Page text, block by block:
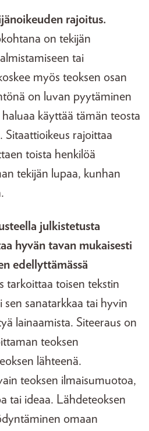
rajoitus.
on tekijän
tai
myös teoksen osan
on luvan pyytäminen
käyttää tämän teosta
Sitaattioikeus rajoittaa
toista henkilöä
tekijän lupaa, kunhan
julkistetusta
hyvän tavan mukaisesti
edellyttämässä
tarkoittaa toisen tekstin
sen sanatarkkaa tai hyvin
lainaamista. Siteeraus on
teoksen
lähteenä.
teoksen ilmaisumuotoa,
tai ideaa. Lähdeteoksen
omaan